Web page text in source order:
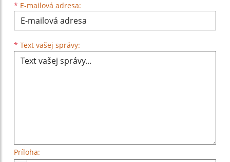
* E-mailová adresa:
* Text vašej správy:
Príloha: